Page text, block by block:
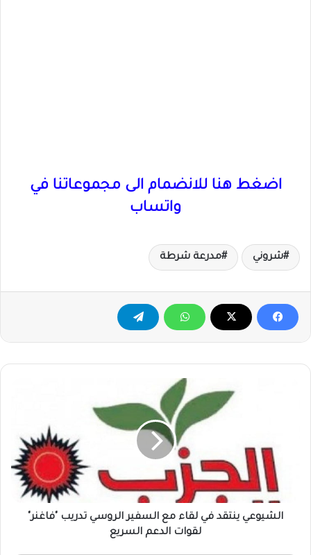
اضغط هنا للانضمام الى مجموعاتنا في
واتساب
شروني مدرعة شرطة
الروسي
"فاغنر"
لقواتالشيوعي ينتقد في لقاء مع السفير الروسي تدريب "فاغنر"
لقوات الدعم السريع